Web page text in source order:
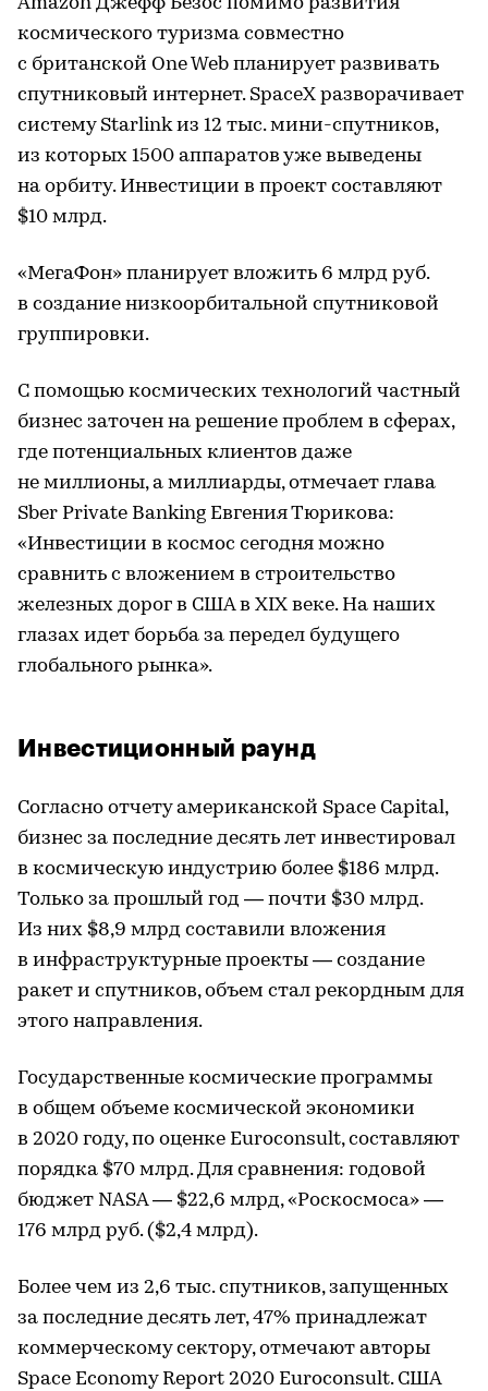
космического туризма совместно
с британской One Web планирует развивать
спутниковый интернет. SpaceX разворачивает
систему Starlink из 12 тыс. мини-спутников,
из которых 1500 аппаратов уже выведены
на орбиту. Инвестиции в проект составляют
$10 млрд.
«МегаФон» планирует вложить 6 млрд руб.
в создание низкоорбитальной спутниковой
группировки.
С помощью космических технологий частный
бизнес заточен на решение проблем в сферах,
где потенциальных клиентов даже
не миллионы, а миллиарды, отмечает глава
Sber Private Banking Евгения Тюрикова:
«Инвестиции в космос сегодня можно
сравнить с вложением в строительство
железных дорог в США в XIX веке. На наших
глазах идет борьба за передел будущего
глобального рынка».
Инвестиционный раунд
Согласно отчету американской Space Capital,
бизнес за последние десять лет инвестировал
в космическую индустрию более $186 млрд.
Только за прошлый год — почти $30 млрд.
Из них $8,9 млрд составили вложения
в инфраструктурные проекты — создание
ракет и спутников, объем стал рекордным для
этого направления.
Государственные космические программы
в общем объеме космической экономики
в 2020 году, по оценке Euroconsult, составляют
порядка $70 млрд. Для сравнения: годовой
бюджет NASA — $22,6 млрд, «Роскосмоса» —
176 млрд руб. ($2,4 млрд).
Более чем из 2,6 тыс. спутников, запущенных
за последние десять лет, 47% принадлежат
коммерческому сектору, отмечают авторы
Space Economy Report 2020 Euroconsult. США